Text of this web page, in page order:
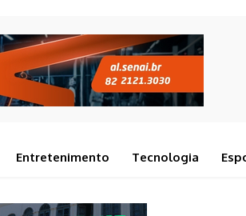
Entretenimento Tecnologia